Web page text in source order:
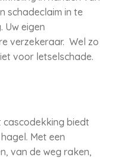
schadeclaim in te
Uw eigen
verzekeraar. Wel zo
voor letselschade.
cascodekking biedt
Met een
van de weg raken,